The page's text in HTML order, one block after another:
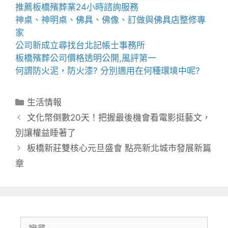
推薦板橋殯葬業24小時諮詢服務
神桌、 神明桌 、 佛具 、佛像、訂做與佛具店整修專
家
公司新成立尋找台北記帳士事務所
板橋殯葬公司價格透明公開,風評第一
何謂防火泥 ， 防火漆? 分別適用在何種環境中呢?
分
類
生活情報
文化幣倒數20天！把握最後機會看電影挺藝文，
別讓權益睡著了
板橋新莊雙核心元旦盛會 點亮新北城市發展新篇
章